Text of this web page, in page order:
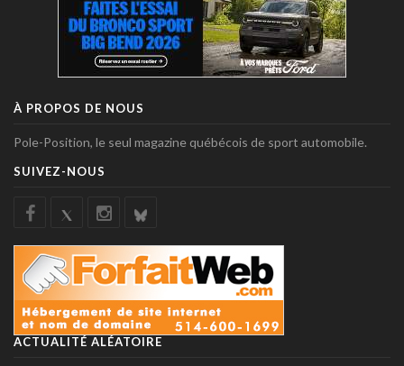
À PROPOS DE NOUS
Pole-Position, le seul magazine québécois de sport automobile.
SUIVEZ-NOUS
ACTUALITÉ ALÉATOIRE